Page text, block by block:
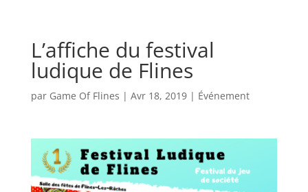
L’affiche du festival
ludique de Flines
par Game Of Flines | Avr 18, 2019| Événement